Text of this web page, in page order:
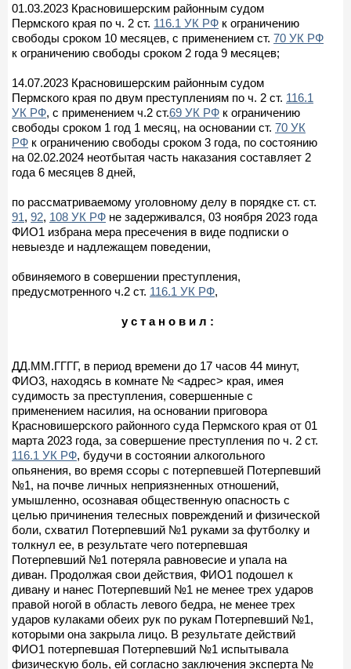
01.03.2023 Красновишерским районным судом
Пермского края по ч. 2 ст. 116.1 УК РФ к ограничению
свободы сроком 10 месяцев, с применением ст. 70 УК РФ
к ограничению свободы сроком 2 года 9 месяцев;
14.07.2023 Красновишерским районным судом
Пермского края по двум преступлениям по ч. 2 ст. 116.1
УК РФ, с применением ч.2 ст.69 УК РФ к ограничению
свободы сроком 1 год 1 месяц, на основании ст. 70 УК
РФ к ограничению свободы сроком 3 года, по состоянию
на 02.02.2024 неотбытая часть наказания составляет 2
года 6 месяцев 8 дней,
по рассматриваемому уголовному делу в порядке ст. ст.
91, 92, 108 УК РФ не задерживался, 03 ноября 2023 года
ФИО1 избрана мера пресечения в виде подписки о
невыезде и надлежащем поведении,
обвиняемого в совершении преступления,
предусмотренного ч.2 ст. 116.1 УК РФ,
у с т а н о в и л :
ДД.ММ.ГГГГ, в период времени до 17 часов 44 минут,
ФИО3, находясь в комнате № <адрес> края, имея
судимость за преступления, совершенные с
применением насилия, на основании приговора
Красновишерского районного суда Пермского края от 01
марта 2023 года, за совершение преступления по ч. 2 ст.
116.1 УК РФ, будучи в состоянии алкогольного
опьянения, во время ссоры с потерпевшей Потерпевший
№1, на почве личных неприязненных отношений,
умышленно, осознавая общественную опасность с
целью причинения телесных повреждений и физической
боли, схватил Потерпевший №1 руками за футболку и
толкнул ее, в результате чего потерпевшая
Потерпевший №1 потеряла равновесие и упала на
диван. Продолжая свои действия, ФИО1 подошел к
дивану и нанес Потерпевший №1 не менее трех ударов
правой ногой в область левого бедра, не менее трех
ударов кулаками обеих рук по рукам Потерпевший №1,
которыми она закрыла лицо. В результате действий
ФИО1 потерпевшая Потерпевший №1 испытывала
физическую боль, ей согласно заключения эксперта №